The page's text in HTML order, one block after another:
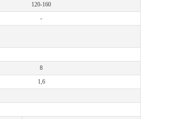
120-160
-
8
1,6